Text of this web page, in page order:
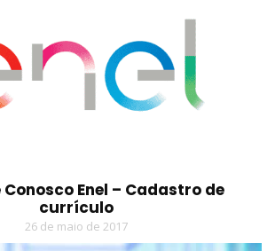
Enel – Cadastro de
currículo
26 de maio de 2017